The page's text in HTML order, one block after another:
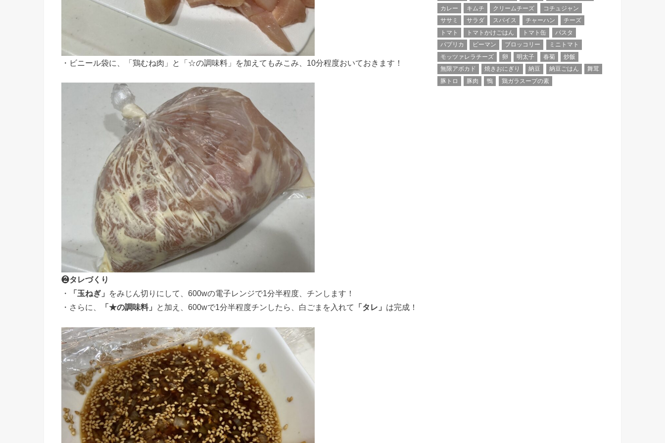
・ビニール袋に、「鶏むね肉」と「☆の調味料」を加えてもみこみ、10分程度おいておきます！
❷タレづくり
・
「玉ねぎ」
をみじん切りにして、600wの電子レンジで1分半程度、チンします！
・さらに、
「★の調味料」 と加え、600wで1分半程度チンしたら、白ごまを入れて 「タレ」 は完成！
カレー キムチ クリームチーズ
コチュジャン
ササミ
サラダ スパイス チャーハン
チーズ
トマト
トマトかけごはん トマト缶
パスタ
パプリカ
ピーマン ブロッコリー
ミニトマト
モッツァレラチーズ
卵 明太子 春菊
炒飯
無限アボカド
焼きおにぎり 納豆 納豆ごはん
舞茸
豚トロ
豚肉 鴨 鶏ガラスープの素